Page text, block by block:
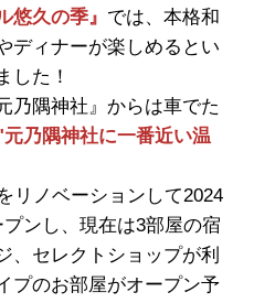
悠久の季』 では、本格和
ディナーが楽しめるとい
した！
乃隅神社』からは車でた
元乃隅神社に一番近い温
リノベーションして2024
ンし、現在は3部屋の宿
、セレクトショップが利
プのお部屋がオープン予